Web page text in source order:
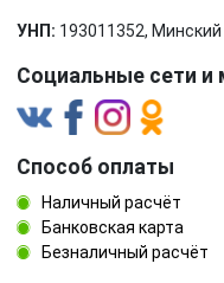
УНП: 193011352,
Социальные сети и
Способ оплаты
Наличный расчёт
Банковская карта
Безналичный расчёт